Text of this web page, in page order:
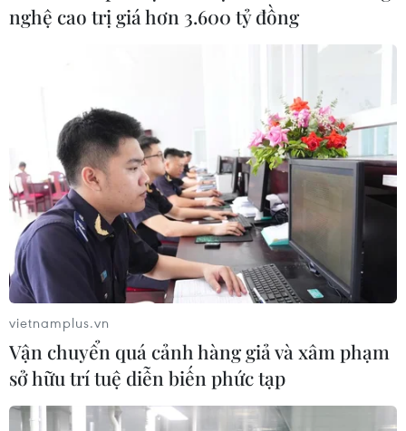
nghệ cao trị giá hơn 3.600 tỷ đồng
vietnamplus.vn
Vận chuyển quá cảnh hàng giả và xâm phạm
sở hữu trí tuệ diễn biến phức tạp